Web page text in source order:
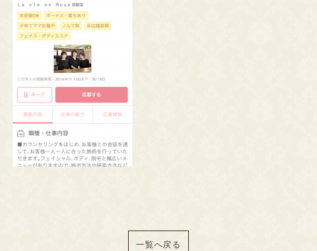
一覧へ戻る